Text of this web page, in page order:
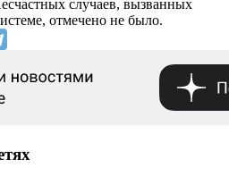
случаев, вызванных
отмечено не было.